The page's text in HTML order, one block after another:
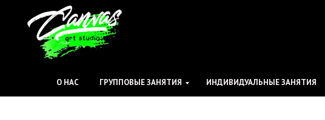
О НАС ГРУППОВЫЕ ЗАНЯТИЯ ИНДИВИДУАЛЬНЫЕ ЗАНЯТИЯ